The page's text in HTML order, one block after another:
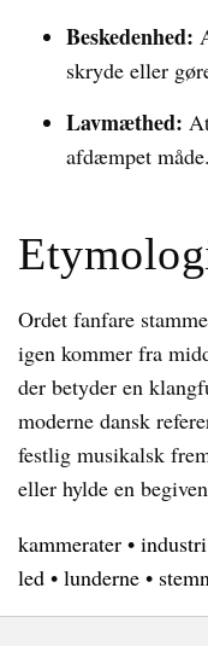
Beskedenhed:
skryde eller
Lavmæthed:
afdæmpet måde.
Ordet fanfare
igen kommer fra
der betyder en
moderne dansk
festlig musikalsk
eller hylde en
kammerater • industri
led • lunderne •